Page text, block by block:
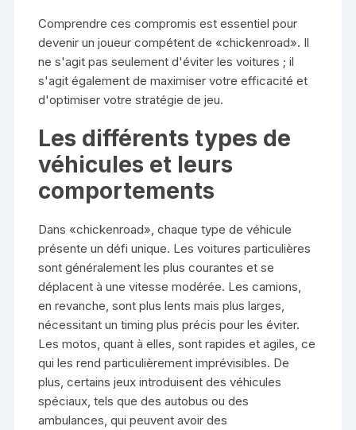
Comprendre ces compromis est essentiel pour
devenir un joueur compétent de «chickenroad». Il
ne s'agit pas seulement d'éviter les voitures ; il
s'agit également de maximiser votre efficacité et
d'optimiser votre stratégie de jeu.
Les différents types de
véhicules et leurs
comportements
Dans «chickenroad», chaque type de véhicule
présente un défi unique. Les voitures particulières
sont généralement les plus courantes et se
déplacent à une vitesse modérée. Les camions,
en revanche, sont plus lents mais plus larges,
nécessitant un timing plus précis pour les éviter.
Les motos, quant à elles, sont rapides et agiles, ce
qui les rend particulièrement imprévisibles. De
plus, certains jeux introduisent des véhicules
spéciaux, tels que des autobus ou des
ambulances, qui peuvent avoir des